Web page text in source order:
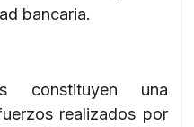
bancaria.
constituyen una
realizados por